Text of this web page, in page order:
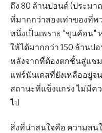
ถึง 80 ล้านปอนด์ (ประมา
ที่มากกว่าสองเท่าของที่พ
หนึ่งเป็นเพราะ "ขุนค้อน"
ให้ได้มากกว่า 150 ล้านป
หลังจากที่ต้องตกชั้นสู่แช
แฟร์นันเดสที่ยังเหลืออยู่จ
สถานะที่แข็งแกร่ง ไม่มีค
ไป
สิ่งที่น่าสนใจคือ ความสน